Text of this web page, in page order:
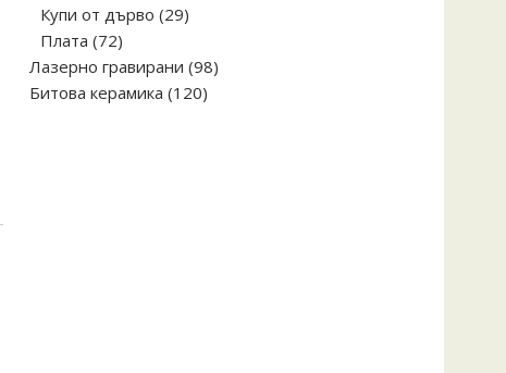
продукта
Купи от дърво 2929
Плата 7272
продукта
Лазерно гравирани 9898
Битова керамика 120120